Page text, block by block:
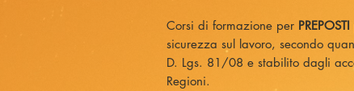
Corsi di formazione per PREPOSTI
sicurezza sul lavoro, secondo
D. Lgs. 81/08 e stabilito dagli
Regioni.